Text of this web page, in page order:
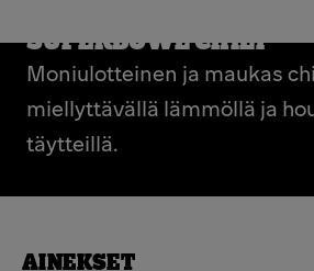
SUPERBOWL CHILI
Moniulotteinen ja maukas
miellyttävällä lämmöllä ja
täytteillä.
AINEKSET